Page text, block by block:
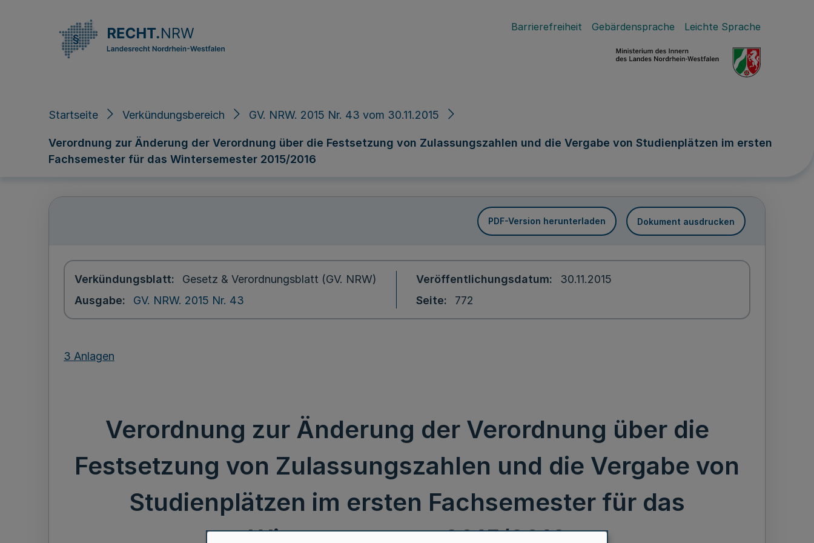
Barrierefreiheit Gebärdensprache Leichte Sprache
Startseite Verkündungsbereich GV. NRW. 2015 Nr. 43 vom 30.11.2015
Verordnung zur Änderung der Verordnung über die Festsetzung von Zulassungszahlen und die Vergabe von Studienplätzen im ersten
Fachsemester für das Wintersemester 2015/2016
PDF-Version herunterladen Dokument ausdrucken
Verkündungsblatt
Gesetz & Verordnungsblatt (GV. NRW)
Ausgabe
GV. NRW. 2015 Nr. 43
Veröffentlichungsdatum
30.11.2015
Seite
772
3 Anlagen
Verordnung zur Änderung der Verordnung über die
Festsetzung von Zulassungszahlen und die Vergabe von
Studienplätzen im ersten Fachsemester für das